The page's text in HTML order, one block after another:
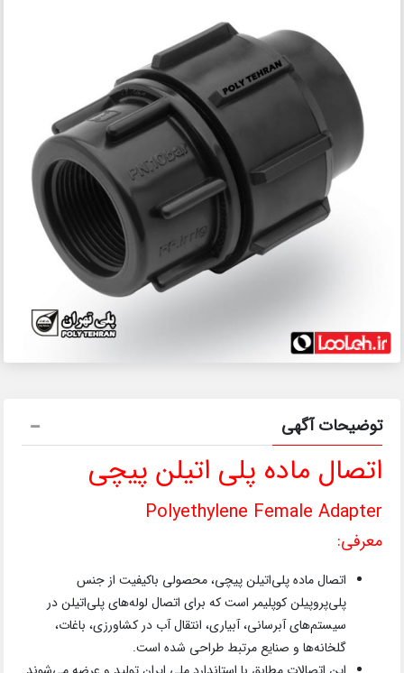
توضیحات آگهی
اتصال ماده پلی اتیلن پیچی
Polyethylene Female Adapter
معرفی:
اتصال ماده پلی‌اتیلن پیچی، محصولی باکیفیت از جنس
پلی‌پروپیلن کوپلیمر است که برای اتصال لوله‌های پلی‌اتیلن در
سیستم‌های آبرسانی، آبیاری، انتقال آب در کشاورزی، باغات،
گلخانه‌ها و صنایع مرتبط طراحی شده است.